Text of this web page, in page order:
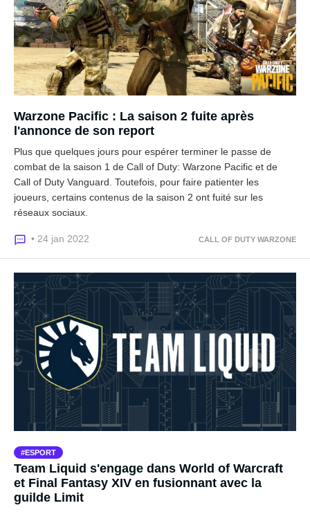
Warzone Pacific : La saison 2 fuite après
l'annonce de son report
Plus que quelques jours pour espérer terminer le passe de
combat de la saison 1 de Call of Duty: Warzone Pacific et de
Call of Duty Vanguard. Toutefois, pour faire patienter les
joueurs, certains contenus de la saison 2 ont fuité sur les
réseaux sociaux.
• 24 jan 2022 CALL OF DUTY WARZONE
ESPORT
Team Liquid s'engage dans World of Warcraft
et Final Fantasy XIV en fusionnant avec la
guilde Limit